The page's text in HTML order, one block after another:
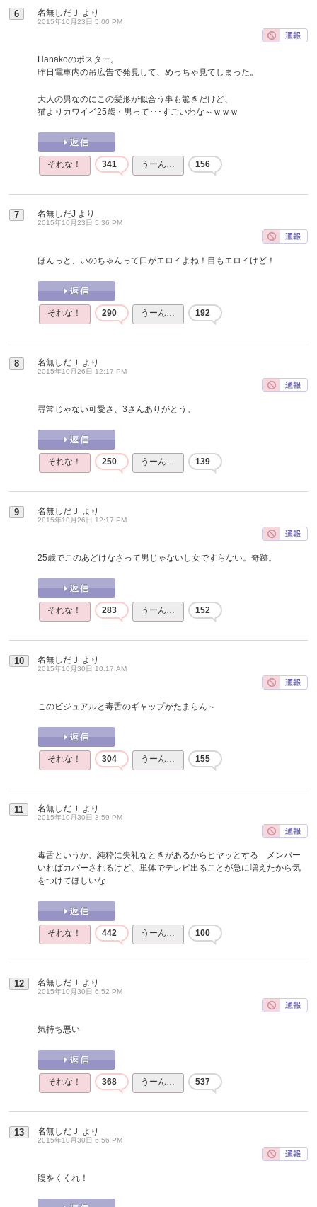
6 名無しだＪ より
2015年10月23日 5:00 PM
Hanakoのポスター。
昨日電車内の吊広告で発見して、めっちゃ見てしまった。
大人の男なのにこの髪形が似合う事も驚きだけど、
猫よりカワイイ25歳・男って･･･すごいわな～ｗｗｗ
それな！ 341 うーん… 156
7 名無しだJ より
2015年10月23日 5:36 PM
ほんっと、いのちゃんって口がエロイよね！目もエロイけど！
それな！ 290 うーん… 192
8 名無しだＪ より
2015年10月26日 12:17 PM
尋常じゃない可愛さ、3さんありがとう。
それな！ 250 うーん… 139
9 名無しだＪ より
2015年10月26日 12:17 PM
25歳でこのあどけなさって男じゃないし女ですらない。奇跡。
それな！ 283 うーん… 152
10 名無しだＪ より
2015年10月30日 10:17 AM
このビジュアルと毒舌のギャップがたまらん～
それな！ 304 うーん… 155
11 名無しだＪ より
2015年10月30日 3:59 PM
毒舌というか、純粋に失礼なときがあるからヒヤッとする メンバー
いればカバーされるけど、単体でテレビ出ることが急に増えたから気
をつけてほしいな
それな！ 442 うーん… 100
12 名無しだＪ より
2015年10月30日 6:52 PM
気持ち悪い
それな！ 368 うーん… 537
13 名無しだＪ より
2015年10月30日 6:56 PM
腹をくくれ！